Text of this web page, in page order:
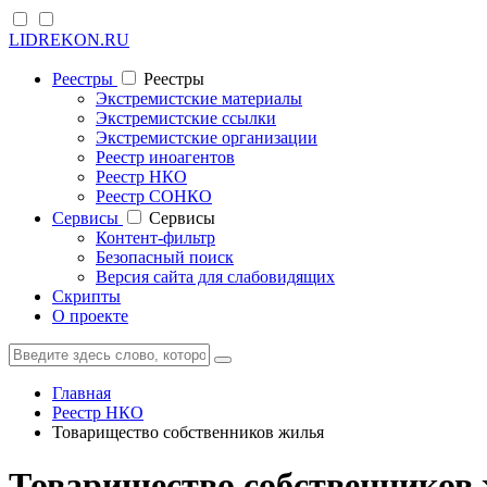
LIDREKON.RU
Реестры
Реестры
Экстремистские материалы
Экстремистские ссылки
Экстремистские организации
Реестр иноагентов
Реестр НКО
Реестр СОНКО
Cервисы
Cервисы
Контент-фильтр
Безопасный поиск
Версия сайта для слабовидящих
Скрипты
О проекте
Главная
Реестр НКО
Товарищество собственников жилья